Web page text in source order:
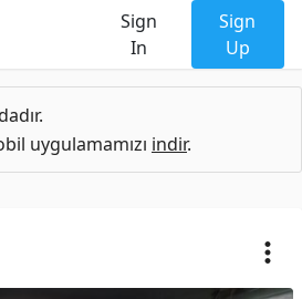
Sign
In
Sign
Up
uygulamamızı indir.